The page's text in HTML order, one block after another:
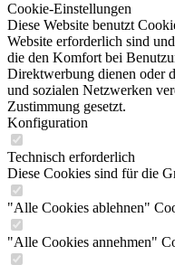
Cookie-Einstellungen
Diese Website benutzt
Website erforderlich sind
die den Komfort bei
Direktwerbung dienen oder
und sozialen Netzwerken
Zustimmung gesetzt.
Konfiguration
Technisch erforderlich
Diese Cookies sind für die
"Alle Cookies ablehnen"
"Alle Cookies annehmen"